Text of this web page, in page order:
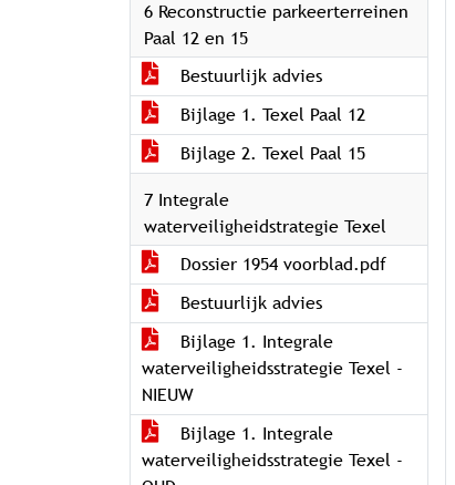
6 Reconstructie parkeerterreinen
Paal 12 en 15
Bestuurlijk advies
Bijlage 1. Texel Paal 12
Bijlage 2. Texel Paal 15
7 Integrale
waterveiligheidstrategie Texel
Dossier 1954 voorblad.pdf
Bestuurlijk advies
Bijlage 1. Integrale
waterveiligheidsstrategie Texel -
NIEUW
Bijlage 1. Integrale
waterveiligheidsstrategie Texel -